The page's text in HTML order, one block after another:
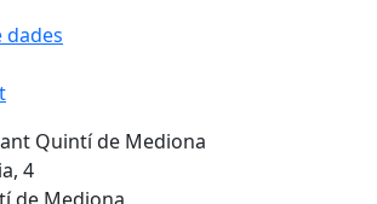
dades
Quintí de Mediona
4